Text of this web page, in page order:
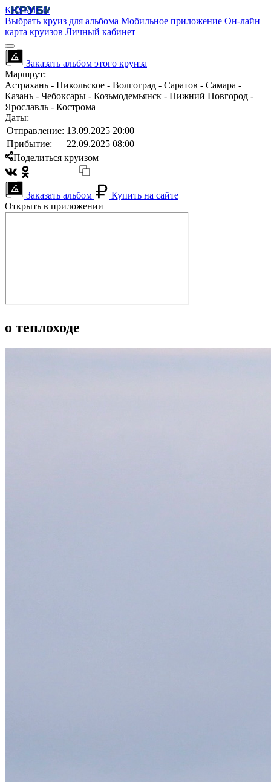
КРУБИСС
Выбрать круиз для альбома Мобильное приложение Он-лайн
карта круизов Личный кабинет
Заказать альбом этого круиза
Маршрут:
Астрахань - Никольское - Волгоград - Саратов - Самара -
Казань - Чебоксары - Козьмодемьянск - Нижний Новгород -
Ярославль - Кострома
Даты:
Отправление: 13.09.2025 20:00
Прибытие:
22.09.2025 08:00
Поделиться круизом
Заказать альбом
Купить на сайте
Открыть в приложении
о теплоходе